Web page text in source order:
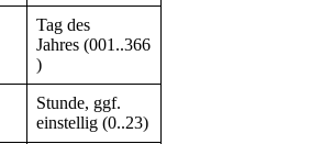
Tag des
Jahres (001..366
)
Stunde, ggf.
einstellig (0..23)